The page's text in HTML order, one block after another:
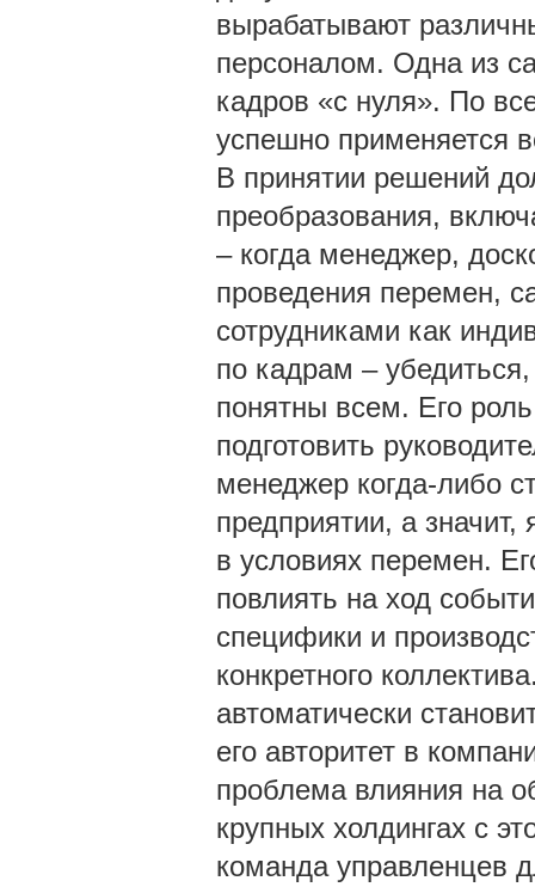
вырабатывают
персоналом. Одна из
кадров «с нуля». По
успешно применяется
В принятии решений
преобразования,
– когда менеджер,
проведения перемен,
сотрудниками как
по кадрам –
понятны всем. Его
подготовить
менеджер когда-либо
предприятии, а
в условиях перемен.
повлиять на ход
специфики и
конкретного
автоматически
его авторитет в
проблема влияния на
крупных холдингах с
команда управленцев